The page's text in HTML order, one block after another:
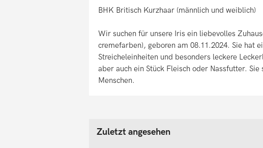
BHK Britisch Kurzhaar (männlich und weiblich)
Wir suchen für unsere Iris ein liebevolles
cremefarben), geboren am 08.11.2024. Sie hat
Streicheleinheiten und besonders leckere
aber auch ein Stück Fleisch oder Nassfutter.
Menschen.
Zuletzt angesehen